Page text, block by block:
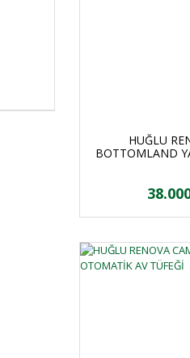
HUĞLU
BOTTOMLAND